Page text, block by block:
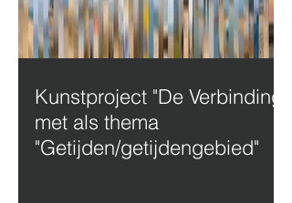
Kunstproject "De Verbinding"
met als thema
"Getijden/getijdengebied"